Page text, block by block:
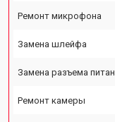
Ремонт микрофона
Замена шлейфа
Замена разъема
Ремонт камеры